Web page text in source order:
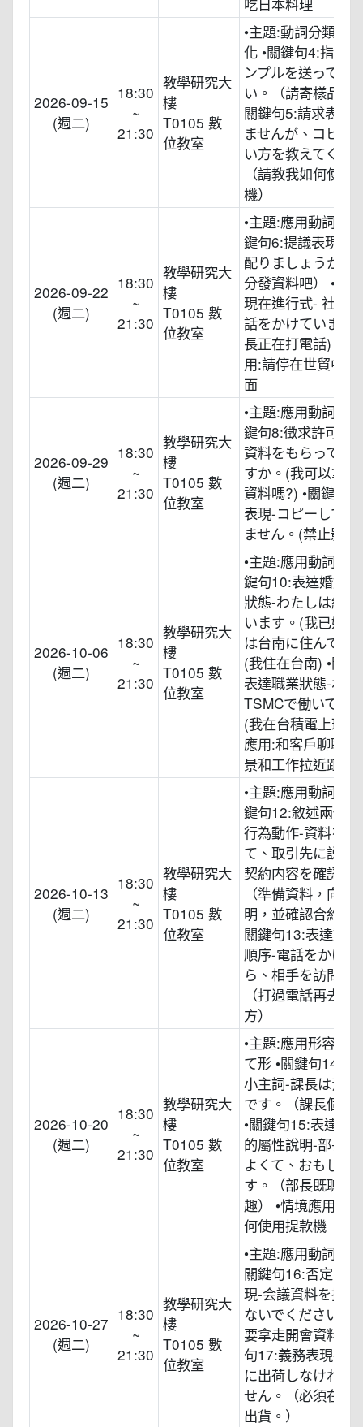
2026-09-15
(週二)
18:30
~
21:30
教學研究大
樓
T0105 數
位教室
•主題:動詞分類與
化 •關鍵句4:指示
ンプルを送ってく
い。（請寄樣品給
關鍵句5:請求表現-
ませんが、コピー
い方を教えてくだ
（請教我如何使用
機）
2026-09-22
(週二)
18:30
~
21:30
教學研究大
樓
T0105 數
位教室
•主題:應用動詞て
鍵句6:提議表現-
配りましょうか。
分發資料吧） •關
現在進行式- 社長
話をかけています
長正在打電話) •情
用:請停在世貿中心
面
2026-09-29
(週二)
18:30
~
21:30
教學研究大
樓
T0105 數
位教室
•主題:應用動詞て
鍵句8:徵求許可-会
資料をもらっても
すか。(我可以拿走
資料嗎?) •關鍵句
表現-コピーしては
ません。(禁止影印)
2026-10-06
(週二)
18:30
~
21:30
教學研究大
樓
T0105 數
位教室
•主題:應用動詞て
鍵句10:表達婚姻
狀態-わたしは結婚
います。(我已婚)-
は台南に住んでい
(我住在台南) •關
表達職業狀態-わた
TSMCで働いてい
(我在台積電上班)
應用:和客戶聊聊家
景和工作拉近距離
2026-10-13
(週二)
18:30
~
21:30
教學研究大
樓
T0105 數
位教室
•主題:應用動詞て
鍵句12:敘述兩個
行為動作-資料を準
て、取引先に説明
契約内容を確認し
（準備資料，向客
明，並確認合約內
關鍵句13:表達動
順序-電話をかけて
ら、相手を訪問し
（打過電話再去拜
方）
2026-10-20
(週二)
18:30
~
21:30
教學研究大
樓
T0105 數
位教室
•主題:應用形容詞
て形 •關鍵句14:大
小主詞-課長は背が
です。（課長個子
•關鍵句15:表達兩
的屬性說明-部長は
よくて、おもしろ
す。（部長既聰明
趣） •情境應用:請
何使用提款機
2026-10-27
(週二)
18:30
~
21:30
教學研究大
樓
T0105 數
位教室
•主題:應用動詞な
關鍵句16:否定的
現-会議資料を持ち
ないでください。
要拿走開會資料）
句17:義務表現-来
に出荷しなければ
せん。（必須在下
出貨。）